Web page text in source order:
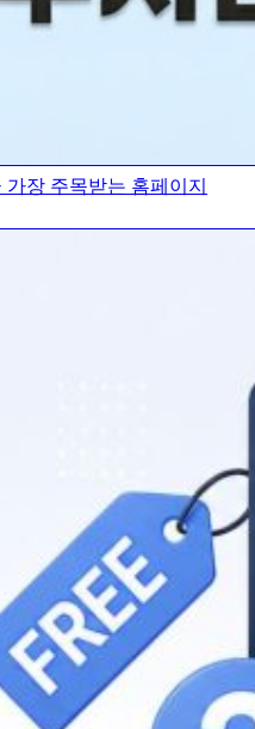
장 주목받는 홈페이지